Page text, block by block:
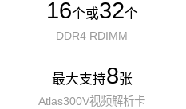
16个或32个
DDR4 RDIMM
最大支持8张
Atlas300V视频解析卡